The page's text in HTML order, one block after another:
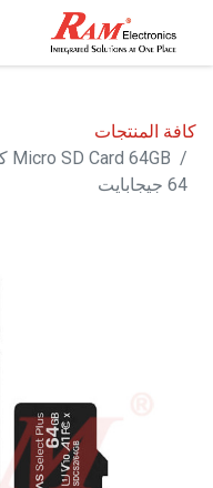
كافة المنتجات
64 جيجابايت